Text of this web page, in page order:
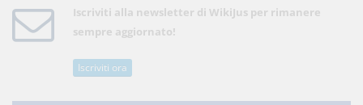
Iscriviti alla newsletter di WikiJus per rimanere
sempre aggiornato!
Iscriviti ora